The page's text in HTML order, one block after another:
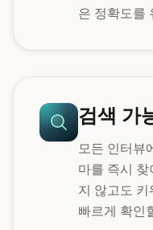
은 정확도를
검색 가
모든 인터뷰
마를 즉시
지 않고도
빠르게 확인